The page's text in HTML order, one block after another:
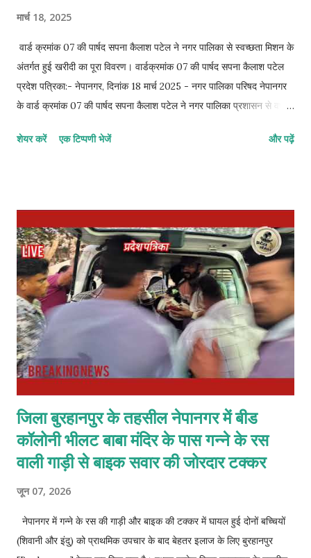
मार्च 18, 2025
वार्ड क्रमांक 07 की पार्षद सपना कैलाश पटेल ने नगर पालिका से स्वच्छता मिशन के
अंतर्गत हुई खरीदी का पूरा विवरण। वार्डक्रमांक 07 की पार्षद सपना कैलाश पटेल
प्रदेश पत्रिका:- नेपानगर, दिनांक 18 मार्च 2025 - नगर पालिका परिषद नेपानगर
के वार्ड क्रमांक 07 की पार्षद सपना कैलाश पटेल ने नगर पालिका प्रशासन से वर्ष
ब्यौरा देने की मांग की है। नगर पालिका द्वारा स्वच्छता अभियान के तहत हर साल
व्यवस्था है। पार्षद सपना कैलाश पटेल ने प्रशासन को एक आधिकारिक पत्र
सौंपकर यह जानकारी सार्वजनिक करने की मांग की है। उन्होंने कहा कि नगर के
नागरिकों को यह जानने का हक है कि स्वच्छता अभियान के लिए दिए गए सरकारी
बजट का सही उपयोग हुआ ह...
शेयर करें एक टिप्पणी भेजें और पढ़ें
जिला बुरहानपुर के तहसील नेपानगर में बीड
कॉलोनी भीलट बाबा मंदिर के पास गन्ने के रस
वाली गाड़ी से बाइक सवार की जोरदार टक्कर
जून 07, 2026
नेपानगर में गन्ने के रस की गाड़ी और बाइक की टक्कर में घायल हुई दोनों बच्चियों
(शिवानी और इंदु) को प्राथमिक उपचार के बाद बेहतर इलाज के लिए बुरहानपुर